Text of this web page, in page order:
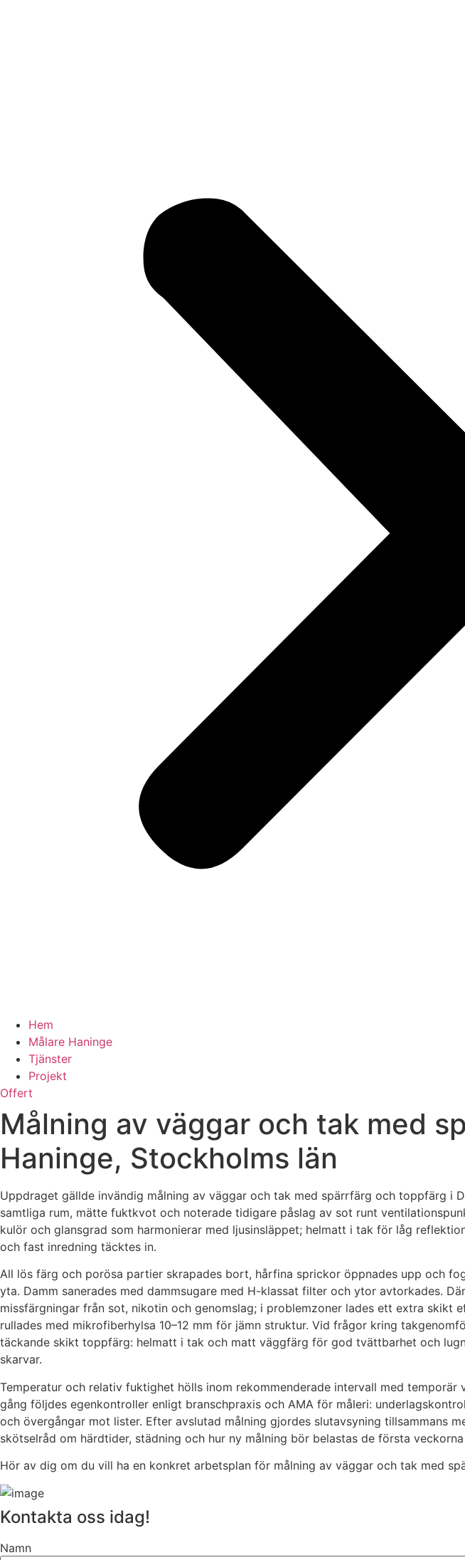
Hem
Målare Haninge
Tjänster
Projekt
Offert
Målning av väggar och tak med
Haninge, Stockholms län
Uppdraget gällde invändig målning av väggar och tak med spärrfärg och toppfärg i
samtliga rum, mätte fuktkvot och noterade tidigare påslag av sot runt
kulör och glansgrad som harmonierar med ljusinsläppet; helmatt i tak för låg
och fast inredning täcktes in.
All lös färg och porösa partier skrapades bort, hårfina sprickor öppnades upp och
yta. Damm sanerades med dammsugare med H-klassat filter och ytor avtorkades.
missfärgningar från sot, nikotin och genomslag; i problemzoner lades ett extra
rullades med mikrofiberhylsa 10–12 mm för jämn struktur. Vid frågor kring
täckande skikt toppfärg: helmatt i tak och matt väggfärg för god tvättbarhet och
skarvar.
Temperatur och relativ fuktighet hölls inom rekommenderade intervall med
gång följdes egenkontroller enligt branschpraxis och AMA för måleri:
och övergångar mot lister. Efter avslutad målning gjordes slutavsyning tillsammans
skötselråd om härdtider, städning och hur ny målning bör belastas de första
Hör av dig om du vill ha en konkret arbetsplan för målning av väggar och tak med
Kontakta oss idag!
Namn